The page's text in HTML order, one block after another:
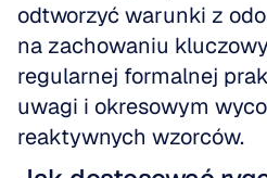
odtworzyć warunki z
na zachowaniu
regularnej formalnej
uwagi i okresowym
reaktywnych wzorców.